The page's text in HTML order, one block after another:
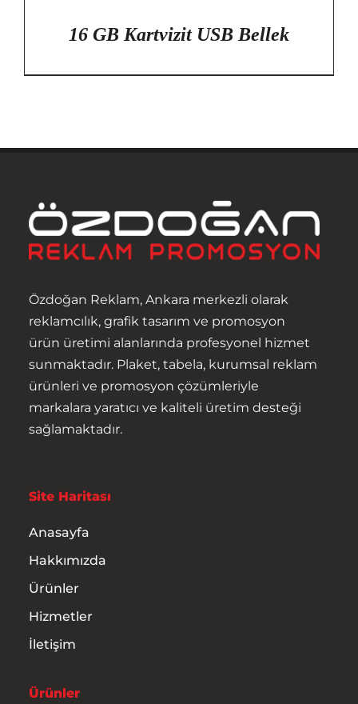
16 GB Kartvizit USB Bellek
Özdoğan Reklam, Ankara merkezli olarak
reklamcılık, grafik tasarım ve promosyon
ürün üretimi alanlarında profesyonel hizmet
sunmaktadır. Plaket, tabela, kurumsal reklam
ürünleri ve promosyon çözümleriyle
markalara yaratıcı ve kaliteli üretim desteği
sağlamaktadır.
Site Haritası
Anasayfa
Hakkımızda
Ürünler
Hizmetler
İletişim
Ürünler
Anasayfa